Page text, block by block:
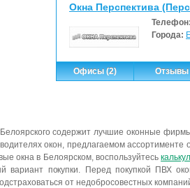
Окна Перспектива
Города:
Офисы (2) Отзывы
Белоярского содержит лучшие оконные
окон, предлагаемом
окна в Белоярском, воспользуйтесь
вариант покупки. Перед покупкой ПВХ
от недобросовестных